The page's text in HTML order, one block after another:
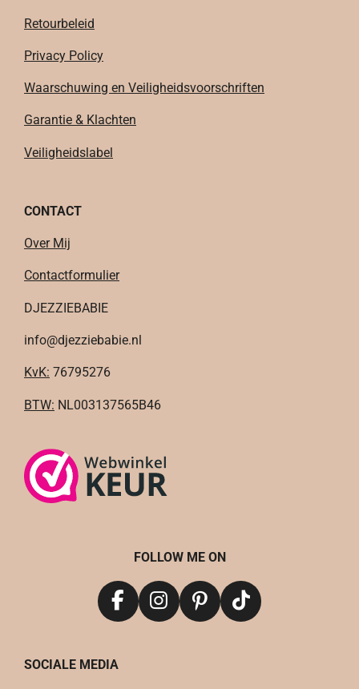
Retourbeleid
Privacy Policy
Waarschuwing en Veiligheidsvoorschriften
Garantie & Klachten
Veiligheidslabel
CONTACT
Over Mij
Contactformulier
DJEZZIEBABIE
info@djezziebabie.nl
KvK: 76795276
BTW: NL003137565B46
FOLLOW ME ON
F
e
I
P
T
SOCIALE MEDIA